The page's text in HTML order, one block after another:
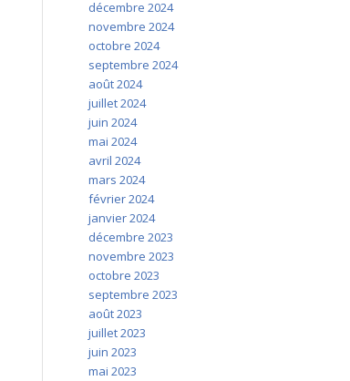
décembre 2024
novembre 2024
octobre 2024
septembre 2024
août 2024
juillet 2024
juin 2024
mai 2024
avril 2024
mars 2024
février 2024
janvier 2024
décembre 2023
novembre 2023
octobre 2023
septembre 2023
août 2023
juillet 2023
juin 2023
mai 2023